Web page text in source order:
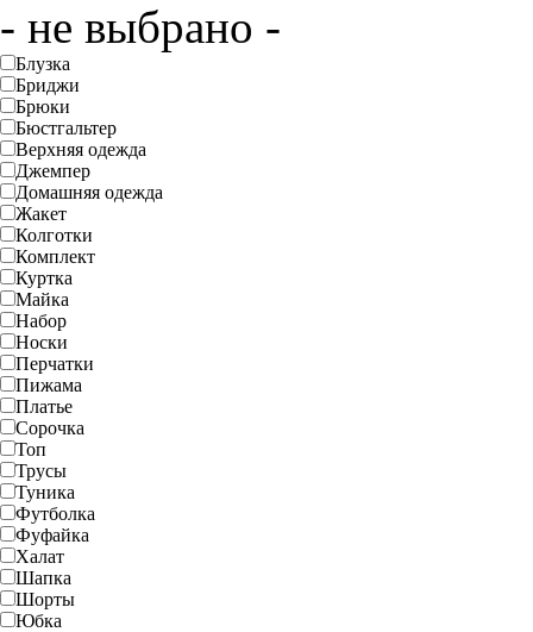
- не выбрано -
Блузка
Бриджи
Брюки
Бюстгальтер
Верхняя одежда
Джемпер
Домашняя одежда
Жакет
Колготки
Комплект
Куртка
Майка
Набор
Носки
Перчатки
Пижама
Платье
Сорочка
Топ
Трусы
Туника
Футболка
Фуфайка
Халат
Шапка
Шорты
Юбка